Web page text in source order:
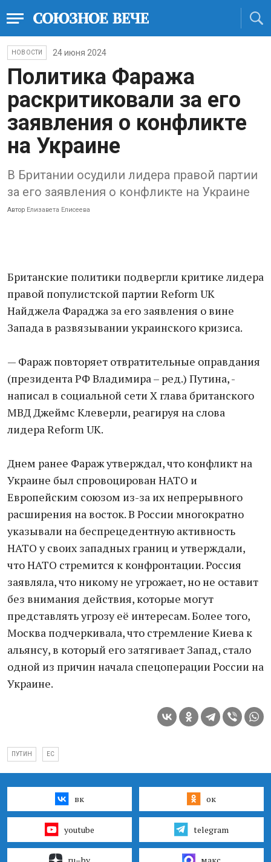
НОВОСТИ 24 июня 2024
Политика Фаража
раскритиковали за его
заявления о конфликте
на Украине
В Британии осудили лидера правой партии
за его заявления о конфликте на Украине
Автор Елизавета Елисеева
Британские политики подвергли критике лидера
правой популистской партии Reform UK
Найджела Фараджа за его заявления о вине
Запада в развязывании украинского кризиса.
— Фараж повторяет отвратительные оправдания
(президента РФ Владимира – ред.) Путина, -
написал в социальной сети X глава британского
МВД Джеймс Клеверли, реагируя на слова
лидера Reform UK.
Днем ранее Фараж утверждал, что конфликт на
Украине был спровоцирован НАТО и
Европейским союзом из-за их непрерывного
расширения на восток. В России многократно
указывали на беспрецедентную активность
НАТО у своих западных границ и утверждали,
что НАТО стремится к конфронтации. Россия
заявляла, что никому не угрожает, но не оставит
без внимания действия, которые могут
представлять угрозу её интересам. Более того,
Москва подчеркивала, что стремление Киева к
альянсу, в который его затягивает Запад, стало
одной из причин начала спецоперации России на
Украине.
ПУТИН ЕС
вк ок
youtube telegram